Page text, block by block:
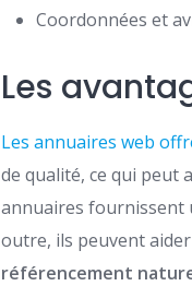
Coordonnées et
Les
Les annuaires web
de qualité, ce qui peut
annuaires
outre, ils peuvent
référencement